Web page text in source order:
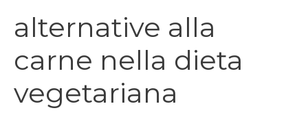
alternative alla
carne nella dieta
vegetariana